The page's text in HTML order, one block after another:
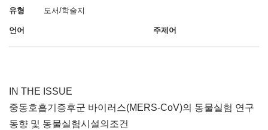
유형 도서/학술지
언어 주제어
IN THE ISSUE
중동호흡기증후군 바이러스(MERS-CoV)의 동물실험 연구
동향 및 동물실험시설의조건